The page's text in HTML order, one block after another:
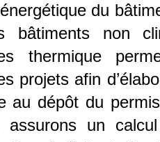
du
bâtiments non
thermique
projets afin
au dépôt du
un